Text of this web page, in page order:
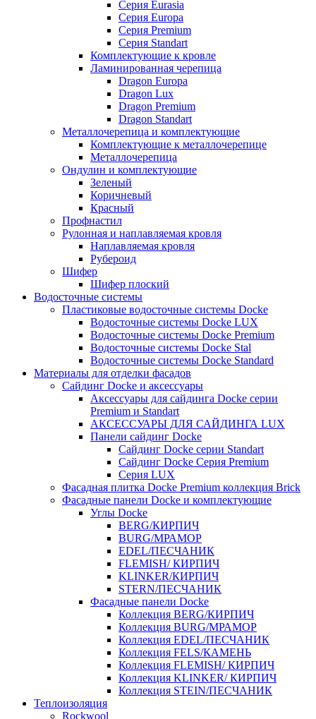
Серия Eurasia
Серия Europa
Серия Premium
Серия Standart
Комплектующие к кровле
Ламинированная черепица
Dragon Europa
Dragon Lux
Dragon Premium
Dragon Standart
Металлочерепица и комплектующие
Комплектующие к металлочерепице
Металлочерепица
Ондулин и комплектующие
Зеленый
Коричневый
Красный
Профнастил
Рулонная и наплавляемая кровля
Наплавляемая кровля
Рубероид
Шифер
Шифер плоский
Водосточные системы
Пластиковые водосточные системы Docke
Водосточные системы Docke LUX
Водосточные системы Docke Premium
Водосточные системы Docke Stal
Водосточные системы Docke Standard
Материалы для отделки фасадов
Сайдинг Docke и аксессуары
Аксессуары для сайдинга Docke серии
Premium и Standart
АКСЕССУАРЫ ДЛЯ САЙДИНГА LUX
Панели сайдинг Docke
Cайдинг Docke серии Standart
Сайдинг Docke Серия Premium
Серия LUX
Фасадная плитка Docke Premium коллекция Brick
Фасадные панели Docke и комплектующие
Углы Docke
BERG/КИРПИЧ
BURG/МРАМОР
EDEL/ПЕСЧАНИК
FLEMISH/ КИРПИЧ
KLINKER/КИРПИЧ
STERN/ПЕСЧАНИК
Фасадные панели Docke
Коллекция BERG/КИРПИЧ
Коллекция BURG/МРАМОР
Коллекция EDEL/ПЕСЧАНИК
Коллекция FELS/КАМЕНЬ
Коллекция FLEMISH/ КИРПИЧ
Коллекция KLINKER/ КИРПИЧ
Коллекция STEIN/ПЕСЧАНИК
Теплоизоляция
Rockwool